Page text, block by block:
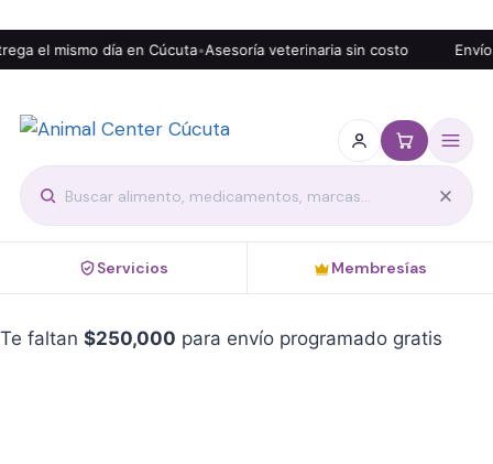
el mismo día en Cúcuta•Asesoría veterinaria sin costo Envío
Servicios Membresías
Te faltan $250,000 para envío programado gratis